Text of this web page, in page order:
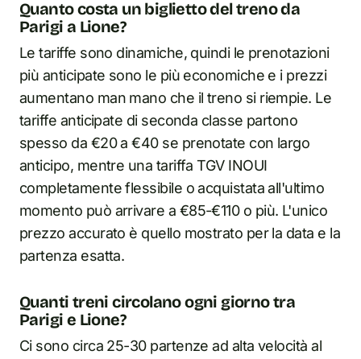
Quanto costa un biglietto del treno da
Parigi a Lione?
Le tariffe sono dinamiche, quindi le prenotazioni
più anticipate sono le più economiche e i prezzi
aumentano man mano che il treno si riempie. Le
tariffe anticipate di seconda classe partono
spesso da €20 a €40 se prenotate con largo
anticipo, mentre una tariffa TGV INOUI
completamente flessibile o acquistata all'ultimo
momento può arrivare a €85-€110 o più. L'unico
prezzo accurato è quello mostrato per la data e la
partenza esatta.
Quanti treni circolano ogni giorno tra
Parigi e Lione?
Ci sono circa 25-30 partenze ad alta velocità al